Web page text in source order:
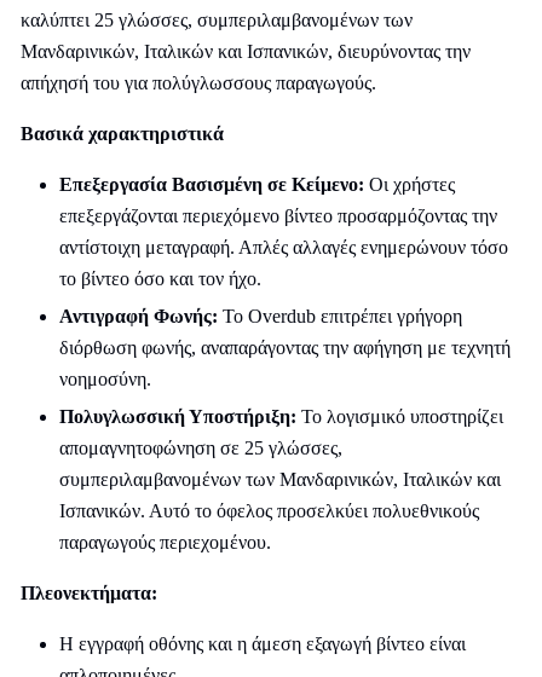
καλύπτει 25 γλώσσες, συμπεριλαμβανομένων των
Μανδαρινικών, Ιταλικών και Ισπανικών, διευρύνοντας την
απήχησή του για πολύγλωσσους παραγωγούς.
Βασικά χαρακτηριστικά
Επεξεργασία Βασισμένη σε Κείμενο: Οι χρήστες
επεξεργάζονται περιεχόμενο βίντεο προσαρμόζοντας την
αντίστοιχη μεταγραφή. Απλές αλλαγές ενημερώνουν τόσο
το βίντεο όσο και τον ήχο.
Αντιγραφή Φωνής: Το Overdub επιτρέπει γρήγορη
διόρθωση φωνής, αναπαράγοντας την αφήγηση με τεχνητή
νοημοσύνη.
Πολυγλωσσική Υποστήριξη: Το λογισμικό υποστηρίζει
απομαγνητοφώνηση σε 25 γλώσσες,
συμπεριλαμβανομένων των Μανδαρινικών, Ιταλικών και
Ισπανικών. Αυτό το όφελος προσελκύει πολυεθνικούς
παραγωγούς περιεχομένου.
Πλεονεκτήματα:
Η εγγραφή οθόνης και η άμεση εξαγωγή βίντεο είναι